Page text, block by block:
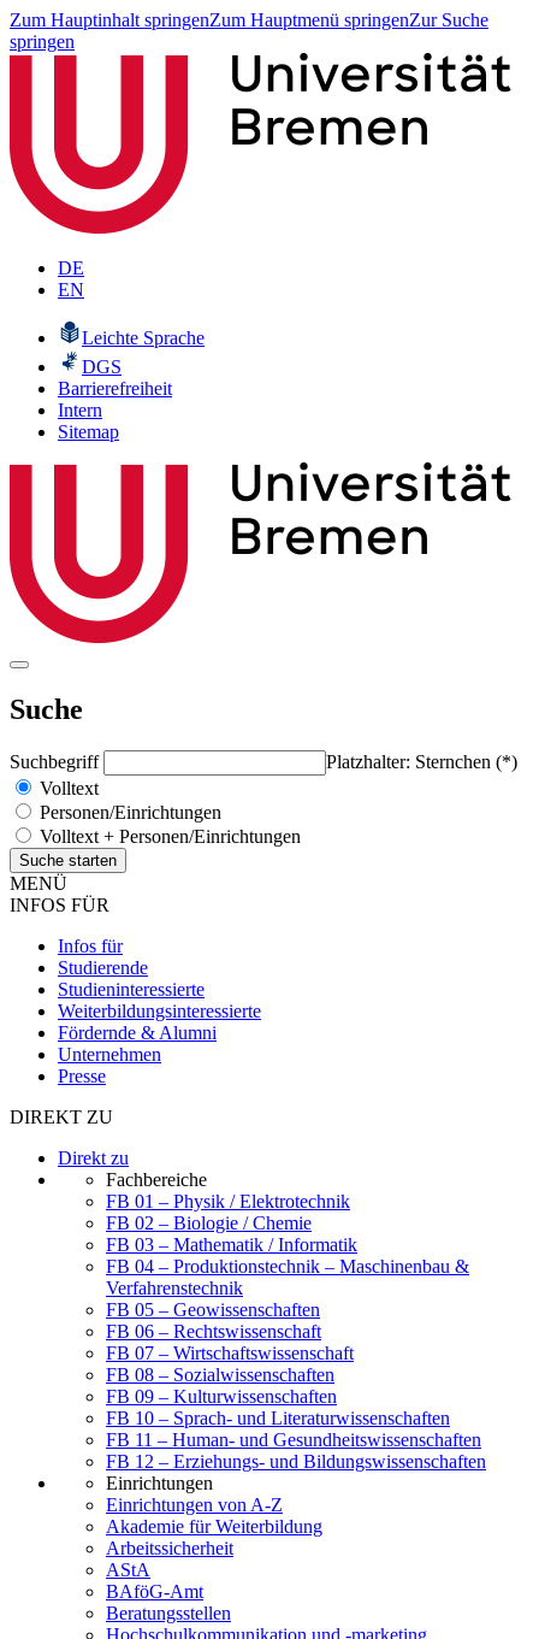
Zum Hauptinhalt springenZum Hauptmenü springenZur Suche
springen
DE
EN
Leichte Sprache
DGS
Barrierefreiheit
Intern
Sitemap
Suche
Suchbegriff
Platzhalter: Sternchen (*)
Volltext
Personen/Einrichtungen
Volltext + Personen/Einrichtungen
MENÜ
INFOS FÜR
Infos für
Studierende
Studieninteressierte
Weiterbildungsinteressierte
Fördernde & Alumni
Unternehmen
Presse
DIREKT ZU
Direkt zu
Fachbereiche
FB 01 – Physik / Elektrotechnik
FB 02 – Biologie / Chemie
FB 03 – Mathematik / Informatik
FB 04 – Produktionstechnik – Maschinenbau &
Verfahrenstechnik
FB 05 – Geowissenschaften
FB 06 – Rechtswissenschaft
FB 07 – Wirtschaftswissenschaft
FB 08 – Sozialwissenschaften
FB 09 – Kulturwissenschaften
FB 10 – Sprach- und Literaturwissenschaften
FB 11 – Human- und Gesundheitswissenschaften
FB 12 – Erziehungs- und Bildungswissenschaften
Einrichtungen
Einrichtungen von A-Z
Akademie für Weiterbildung
Arbeitssicherheit
AStA
BAföG-Amt
Beratungsstellen
Hochschulkommunikation und -marketing